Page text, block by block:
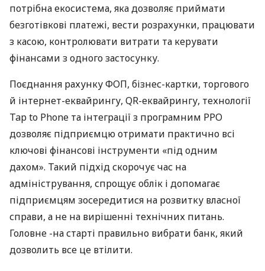
потрібна екосистема, яка дозволяє приймати
безготівкові платежі, вести розрахунки, працювати
з касою, контролювати витрати та керувати
фінансами з одного застосунку.
Поєднання рахунку ФОП, бізнес-картки, торгового
й інтернет-еквайрингу, QR-еквайрингу, технології
Tap to Phone та інтеграції з програмним РРО
дозволяє підприємцю отримати практично всі
ключові фінансові інструменти «під одним
дахом». Такий підхід скорочує час на
адміністрування, спрощує облік і допомагає
підприємцям зосередитися на розвитку власної
справи, а не на вирішенні технічних питань.
Головне -на старті правильно вибрати банк, який
дозволить все це втілити.